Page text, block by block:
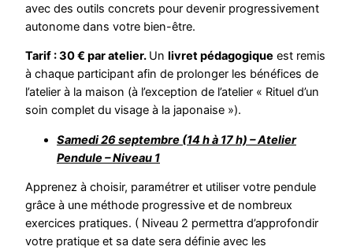
avec des outils concrets pour devenir progressivement
autonome dans votre bien-être.
Tarif : 30 € par atelier. Un livret pédagogique est remis
à chaque participant afin de prolonger les bénéfices de
l’atelier à la maison (à l’exception de l’atelier « Rituel d’un
soin complet du visage à la japonaise »).
Samedi 26 septembre (14 h à 17 h) – Atelier
Pendule – Niveau 1
Apprenez à choisir, paramétrer et utiliser votre pendule
grâce à une méthode progressive et de nombreux
exercices pratiques. ( Niveau 2 permettra d’approfondir
votre pratique et sa date sera définie avec les